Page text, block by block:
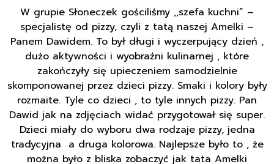
W grupie Słoneczek gościliśmy ,,szefa kuchni” –
specjalistę od pizzy, czyli z tatą naszej Amelki –
Panem Dawidem. To był długi i wyczerpujący dzień ,
dużo aktywności i wyobraźni kulinarnej , które
zakończyły się upieczeniem samodzielnie
skomponowanej przez dzieci pizzy. Smaki i kolory były
rozmaite. Tyle co dzieci , to tyle innych pizzy. Pan
Dawid jak na zdjęciach widać przygotował się super.
Dzieci miały do wyboru dwa rodzaje pizzy, jedna
tradycyjna a druga kolorowa. Najlepsze było to , że
można było z bliska zobaczyć jak tata Amelki